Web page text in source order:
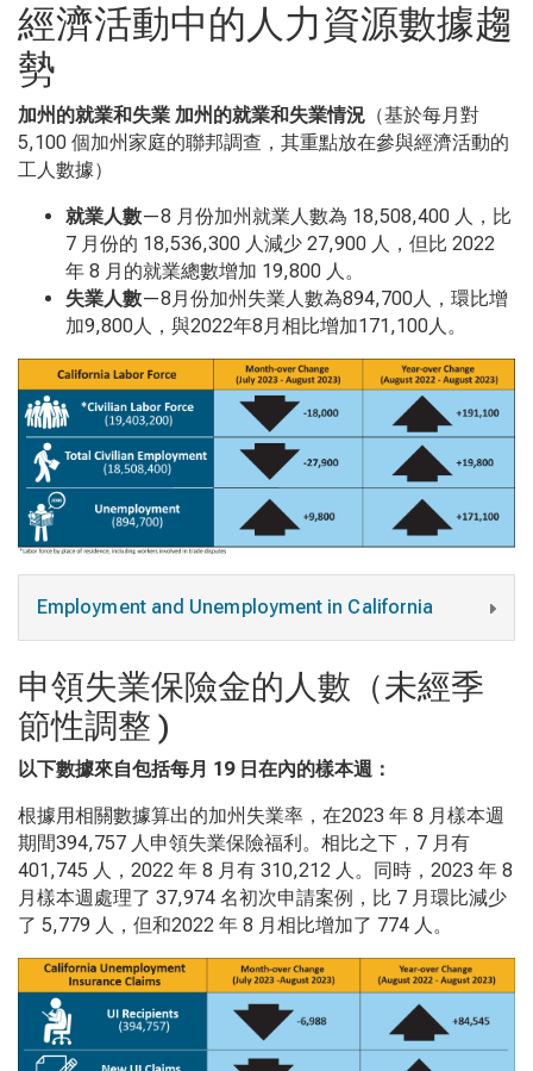
經濟活動中的人力資源數據趨
勢
加州的就業和失業 加州的就業和失業情況 （基於每月對
5,100 個加州家庭的聯邦調查，其重點放在參與經濟活動的
工人數據）
就業人數—8 月份加州就業人數為 18,508,400 人，比
7 月份的 18,536,300 人減少 27,900 人，但比 2022
年 8 月的就業總數增加 19,800 人。
失業人數—8月份加州失業人數為894,700人，環比增
加9,800人，與2022年8月相比增加171,100人。
Employment and Unemployment in California
申領失業保險金的人數（未經季
節性調整 )
以下數據來自包括每月 19 日在內的樣本週 ：
根據用相關數據算出的加州失業率，在2023 年 8 月樣本週
期間394,757 人申領失業保險福利。相比之下，7 月有
401,745 人，2022 年 8 月有 310,212 人。同時，2023 年 8
月樣本週處理了 37,974 名初次申請案例，比 7 月環比減少
了 5,779 人，但和2022 年 8 月相比增加了 774 人。